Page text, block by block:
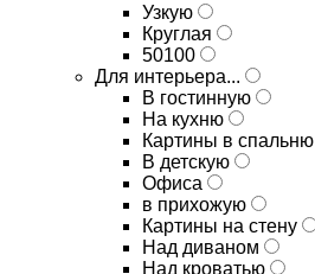
Узкую
Круглая
50100
Для интерьера...
В гостинную
На кухню
Картины в спальню
В детскую
Офиса
в прихожую
Картины на стену
Над диваном
Над кроватью